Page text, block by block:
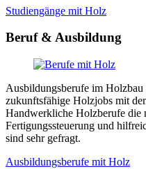
Studiengänge mit Holz
Beruf & Ausbildung
Ausbildungsberufe im Holzbau
zukunftsfähige Holzjobs mit
Handwerkliche Holzberufe die
Fertigungssteuerung und
sind sehr gefragt.
Ausbildungsberufe mit Holz